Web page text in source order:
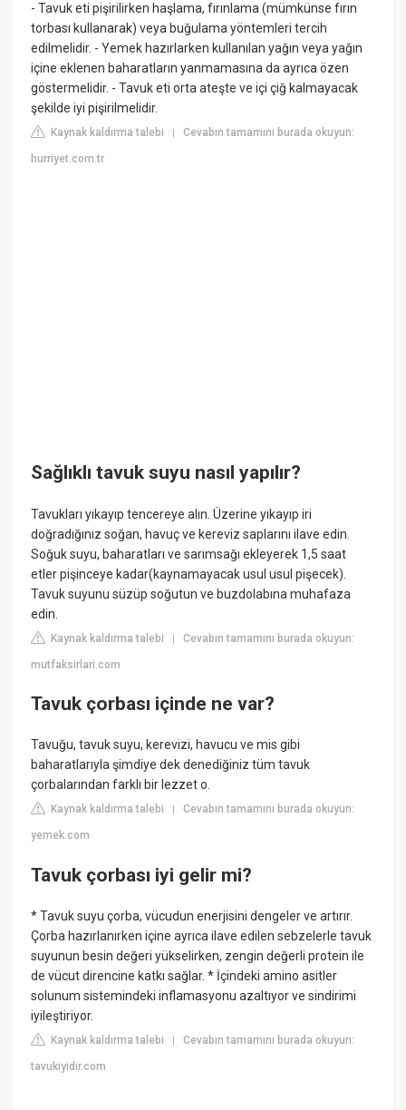
- Tavuk eti pişirilirken haşlama, fırınlama (mümkünse fırın
torbası kullanarak) veya buğulama yöntemleri tercih
edilmelidir. - Yemek hazırlarken kullanılan yağın veya yağın
içine eklenen baharatların yanmamasına da ayrıca özen
göstermelidir. - Tavuk eti orta ateşte ve içi çiğ kalmayacak
şekilde iyi pişirilmelidir.
Kaynak kaldırma talebi |Cevabın tamamını burada okuyun:
hurriyet.com.tr
Sağlıklı tavuk suyu nasıl yapılır?
Tavukları yıkayıp tencereye alın. Üzerine yıkayıp iri
doğradığınız soğan, havuç ve kereviz saplarını ilave edin.
Soğuk suyu, baharatları ve sarımsağı ekleyerek 1,5 saat
etler pişinceye kadar(kaynamayacak usul usul pişecek).
Tavuk suyunu süzüp soğutun ve buzdolabına muhafaza
edin.
Kaynak kaldırma talebi |Cevabın tamamını burada okuyun:
mutfaksirlari.com
Tavuk çorbası içinde ne var?
Tavuğu, tavuk suyu, kerevizi, havucu ve mis gibi
baharatlarıyla şimdiye dek denediğiniz tüm tavuk
çorbalarından farklı bir lezzet o.
Kaynak kaldırma talebi |Cevabın tamamını burada okuyun:
yemek.com
Tavuk çorbası iyi gelir mi?
* Tavuk suyu çorba, vücudun enerjisini dengeler ve artırır.
Çorba hazırlanırken içine ayrıca ilave edilen sebzelerle tavuk
suyunun besin değeri yükselirken, zengin değerli protein ile
de vücut direncine katkı sağlar. * İçindeki amino asitler
solunum sistemindeki inflamasyonu azaltıyor ve sindirimi
iyileştiriyor.
Kaynak kaldırma talebi |Cevabın tamamını burada okuyun:
tavukiyidir.com